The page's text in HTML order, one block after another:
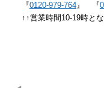
『0120-979-764』 『
↑↑営業時間10-19時と